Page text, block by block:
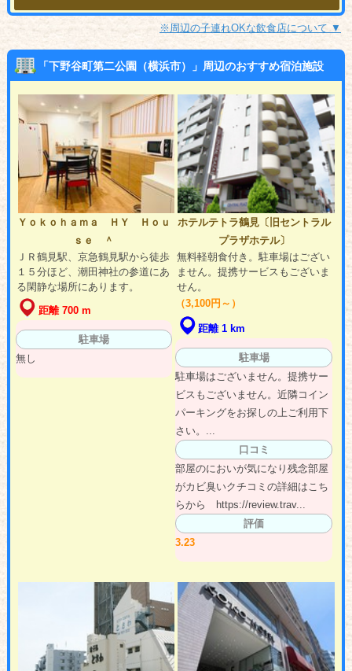
※周辺の子連れOKな飲食店について ▼
「下野谷町第二公園（横浜市）」周辺のおすすめ宿泊施設
Ｙｏｋｏｈａｍａ ＨＹ Ｈｏｕ
ｓｅ ＾
ＪＲ鶴見駅、京急鶴見駅から徒歩
１５分ほど、潮田神社の参道にあ
る閑静な場所にあります。
距離 700 m
駐車場
無し
ホテルテトラ鶴見〔旧セントラル
プラザホテル〕
無料軽朝食付き。駐車場はござい
ません。提携サービスもございま
せん。
（3,100円～）
距離 1 km
駐車場
駐車場はございません。提携サー
ビスもございません。近隣コイン
パーキングをお探しの上ご利用下
さい。...
口コミ
部屋のにおいが気になり残念部屋
がカビ臭いクチコミの詳細はこち
らから https://review.trav...
評価
3.23